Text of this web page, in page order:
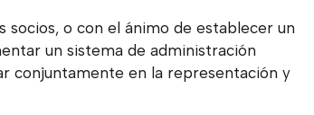
socios, o con el ánimo de establecer un
un sistema de administración
conjuntamente en la representación y